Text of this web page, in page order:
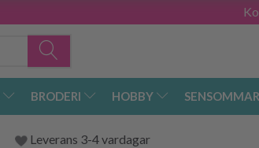
BRODERI HOBBY
Leverans 3-4 vardagar